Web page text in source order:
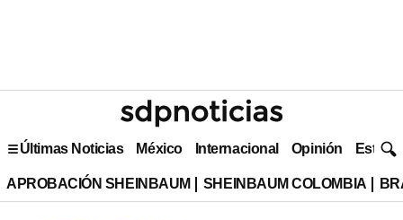
Últimas Noticias México Internacional Opinión Estilo
APROBACIÓN SHEINBAUM SHEINBAUM COLOMBIA